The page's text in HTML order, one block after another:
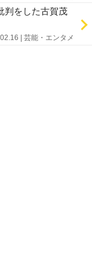
判をした古賀茂
| 芸能・エンタメ